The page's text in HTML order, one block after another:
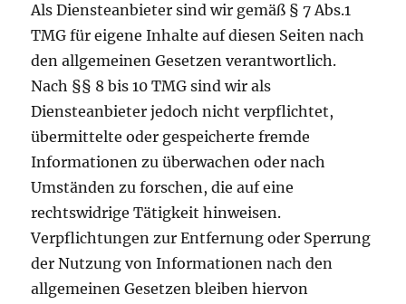
Als Diensteanbieter sind wir gemäß § 7 Abs.1
TMG für eigene Inhalte auf diesen Seiten nach
den allgemeinen Gesetzen verantwortlich.
Nach §§ 8 bis 10 TMG sind wir als
Diensteanbieter jedoch nicht verpflichtet,
übermittelte oder gespeicherte fremde
Informationen zu überwachen oder nach
Umständen zu forschen, die auf eine
rechtswidrige Tätigkeit hinweisen.
Verpflichtungen zur Entfernung oder Sperrung
der Nutzung von Informationen nach den
allgemeinen Gesetzen bleiben hiervon